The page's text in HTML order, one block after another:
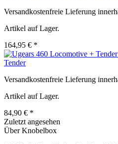
Versandkostenfreie Lieferung
Artikel auf Lager.
164,95 € *
Tender
Versandkostenfreie Lieferung
Artikel auf Lager.
84,90 € *
Zuletzt angesehen
Über Knobelbox